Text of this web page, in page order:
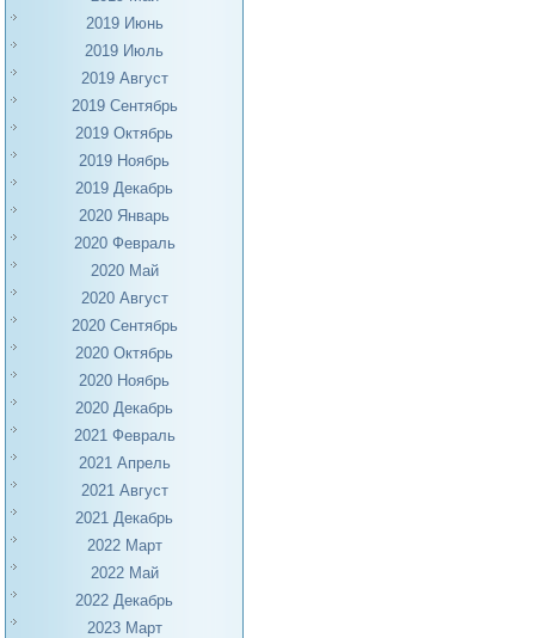
2019 Июнь
2019 Июль
2019 Август
2019 Сентябрь
2019 Октябрь
2019 Ноябрь
2019 Декабрь
2020 Январь
2020 Февраль
2020 Май
2020 Август
2020 Сентябрь
2020 Октябрь
2020 Ноябрь
2020 Декабрь
2021 Февраль
2021 Апрель
2021 Август
2021 Декабрь
2022 Март
2022 Май
2022 Декабрь
2023 Март